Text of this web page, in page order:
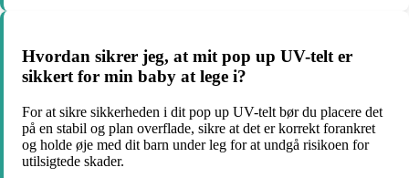
Hvordan sikrer jeg, at mit pop up UV-telt er
sikkert for min baby at lege i?
For at sikre sikkerheden i dit pop up UV-telt bør du placere det
på en stabil og plan overflade, sikre at det er korrekt forankret
og holde øje med dit barn under leg for at undgå risikoen for
utilsigtede skader.